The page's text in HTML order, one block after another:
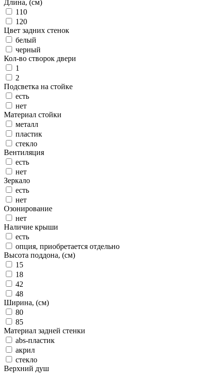
Длина, (см)
110
120
Цвет задних стенок
белый
черный
Кол-во створок двери
1
2
Подсветка на стойке
есть
нет
Материал стойки
металл
пластик
стекло
Вентиляция
есть
нет
Зеркало
есть
нет
Озонирование
нет
Наличие крыши
есть
опция, приобретается отдельно
Высота поддона, (см)
15
18
42
48
Ширина, (см)
80
85
Материал задней стенки
abs-пластик
акрил
стекло
Верхний душ